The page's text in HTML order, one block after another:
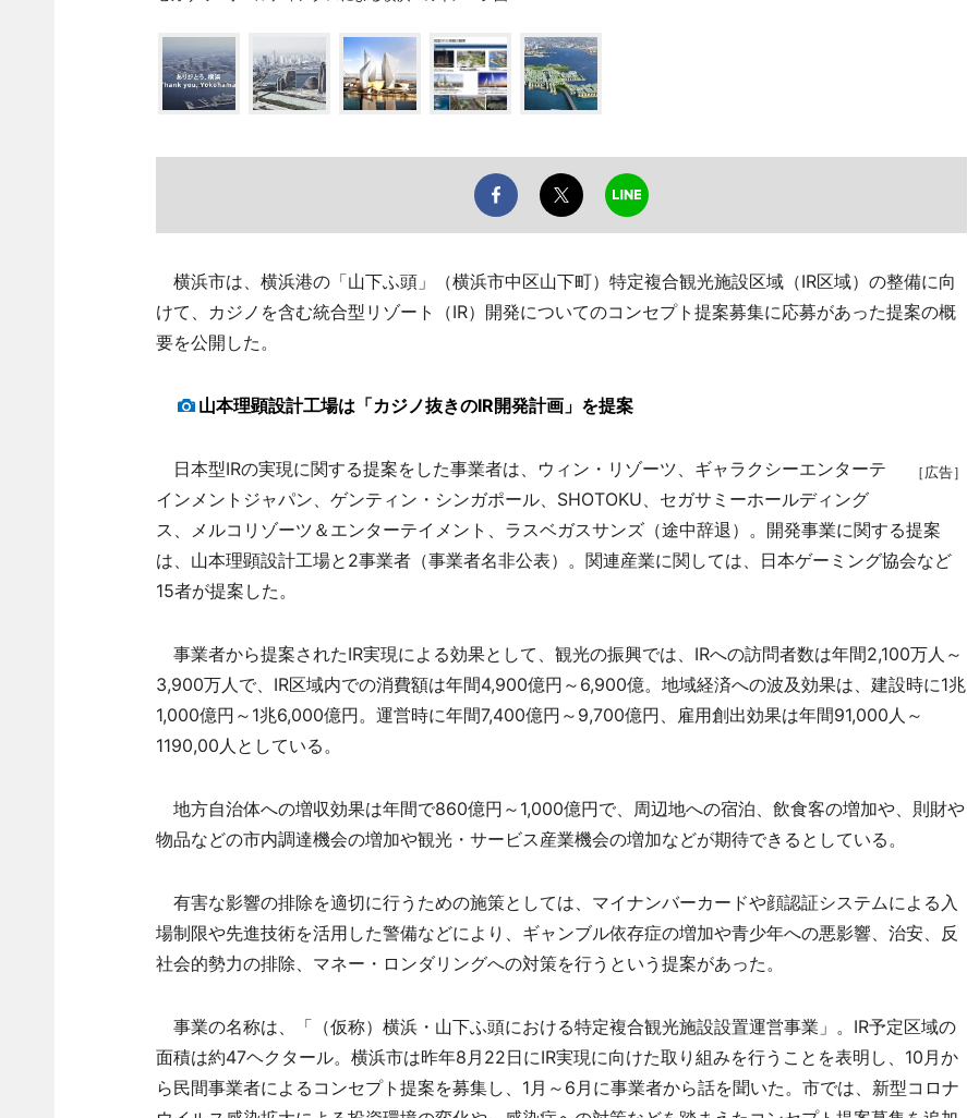
横浜市は、横浜港の「山下ふ頭」（横浜市中区山下町）特定複合観光施設区域（IR区域）の整備に向
けて、カジノを含む統合型リゾート（IR）開発についてのコンセプト提案募集に応募があった提案の概
要を公開した。
山本理顕設計工場は「カジノ抜きのIR開発計画」を提案
［広告］
日本型IRの実現に関する提案をした事業者は、ウィン・リゾーツ、ギャラクシーエンターテ
インメントジャパン、ゲンティン・シンガポール、SHOTOKU、セガサミーホールディング
ス、メルコリゾーツ＆エンターテイメント、ラスベガスサンズ（途中辞退）。開発事業に関する提案
は、山本理顕設計工場と2事業者（事業者名非公表）。関連産業に関しては、日本ゲーミング協会など
15者が提案した。
事業者から提案されたIR実現による効果として、観光の振興では、IRへの訪問者数は年間2,100万人～
3,900万人で、IR区域内での消費額は年間4,900億円～6,900億。地域経済への波及効果は、建設時に1兆
1,000億円～1兆6,000億円。運営時に年間7,400億円～9,700億円、雇用創出効果は年間91,000人～
1190,00人としている。
地方自治体への増収効果は年間で860億円～1,000億円で、周辺地への宿泊、飲食客の増加や、則財や
物品などの市内調達機会の増加や観光・サービス産業機会の増加などが期待できるとしている。
有害な影響の排除を適切に行うための施策としては、マイナンバーカードや顔認証システムによる入
場制限や先進技術を活用した警備などにより、ギャンブル依存症の増加や青少年への悪影響、治安、反
社会的勢力の排除、マネー・ロンダリングへの対策を行うという提案があった。
事業の名称は、「（仮称）横浜・山下ふ頭における特定複合観光施設設置運営事業」。IR予定区域の
面積は約47ヘクタール。横浜市は昨年8月22日にIR実現に向けた取り組みを行うことを表明し、10月か
ら民間事業者によるコンセプト提案を募集し、1月～6月に事業者から話を聞いた。市では、新型コロナ